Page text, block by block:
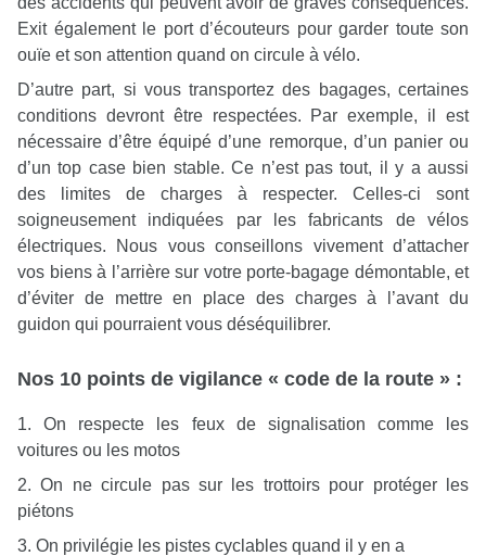
Exit également le port d’écouteurs pour garder toute son
ouïe et son attention quand on circule à vélo.
D’autre part, si vous transportez des bagages, certaines
conditions devront être respectées. Par exemple, il est
nécessaire d’être équipé d’une remorque, d’un panier ou
d’un top case bien stable. Ce n’est pas tout, il y a aussi
des limites de charges à respecter. Celles-ci sont
soigneusement indiquées par les fabricants de vélos
électriques. Nous vous conseillons vivement d’attacher
vos biens à l’arrière sur votre porte-bagage démontable, et
d’éviter de mettre en place des charges à l’avant du
guidon qui pourraient vous déséquilibrer.
Nos 10 points de vigilance « code de la route » :
1. On respecte les feux de signalisation comme les
voitures ou les motos
2. On ne circule pas sur les trottoirs pour protéger les
piétons
3. On privilégie les pistes cyclables quand il y en a